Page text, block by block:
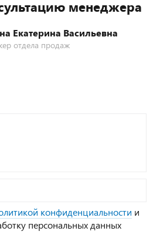
менеджера
Екатерина Васильевна
отдела продаж
конфиденциальности и
персональных данных